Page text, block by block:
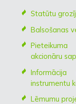
Statūtu
Balsošanas
akcionāru
instrumentu
Lēmumu